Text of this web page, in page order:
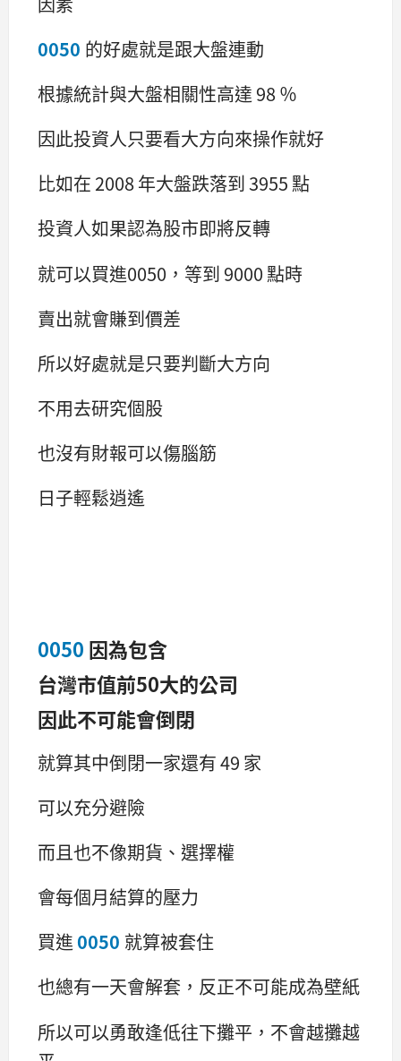
0050 的好處就是跟大盤連動
根據統計與大盤相關性高達 98 ％
因此投資人只要看大方向來操作就好
比如在 2008 年大盤跌落到 3955 點
投資人如果認為股市即將反轉
就可以買進0050，等到 9000 點時
賣出就會賺到價差
所以好處就是只要判斷大方向
不用去研究個股
也沒有財報可以傷腦筋
日子輕鬆逍遙
0050 因為包含
台灣市值前50大的公司
因此不可能會倒閉
就算其中倒閉一家還有 49 家
可以充分避險
而且也不像期貨、選擇權
會每個月結算的壓力
買進0050 就算被套住
也總有一天會解套，反正不可能成為壁紙
所以可以勇敢逢低往下攤平，不會越攤越